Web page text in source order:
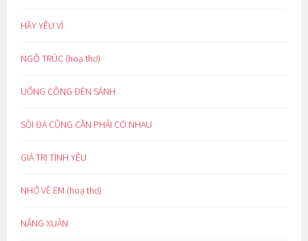
HÃY YÊU VÌ
NGÕ TRÚC (hoạ thơ)
UỔNG CÔNG ĐÈN SÁNH
SỎI ĐÁ CŨNG CẦN PHẢI CÓ NHAU
GIÁ TRỊ TÌNH YÊU
NHỚ VỀ EM (hoạ thơ)
NẮNG XUÂN